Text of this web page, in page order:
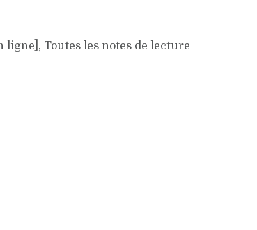
ligne], Toutes les notes de lecture